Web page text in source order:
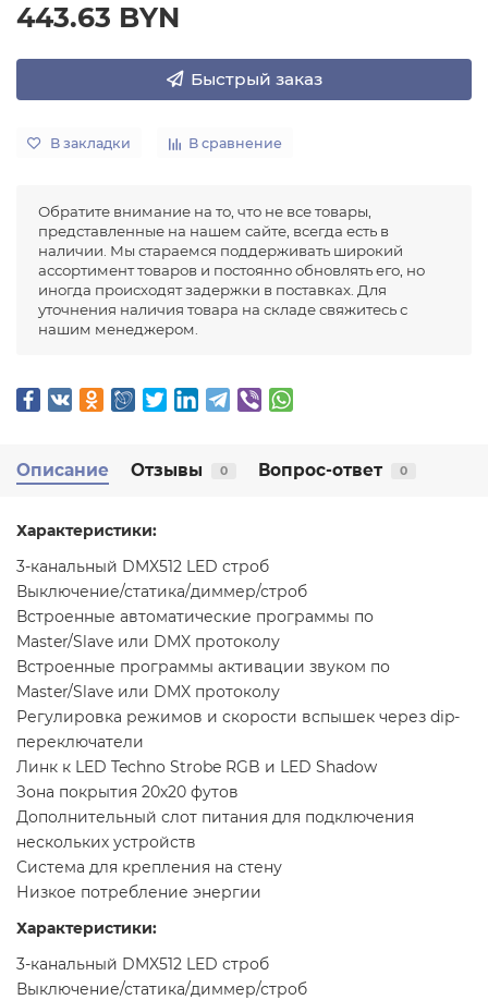
443.63 BYN
Быстрый заказ
В закладки В сравнение
Обратите внимание на то, что не все товары,
представленные на нашем сайте, всегда есть в
наличии. Мы стараемся поддерживать широкий
ассортимент товаров и постоянно обновлять его, но
иногда происходят задержки в поставках. Для
уточнения наличия товара на складе свяжитесь с
нашим менеджером.
Описание Отзывы 0 Вопрос-ответ 0
Характеристики:
3-канальный DMX512 LED строб
Выключение/статика/диммер/строб
Встроенные автоматические программы по
Master/Slave или DMX протоколу
Встроенные программы активации звуком по
Master/Slave или DMX протоколу
Регулировка режимов и скорости вспышек через dip-
переключатели
Линк к LED Techno Strobe RGB и LED Shadow
Зона покрытия 20х20 футов
Дополнительный слот питания для подключения
нескольких устройств
Система для крепления на стену
Низкое потребление энергии
Характеристики:
3-канальный DMX512 LED строб
Выключение/статика/диммер/строб